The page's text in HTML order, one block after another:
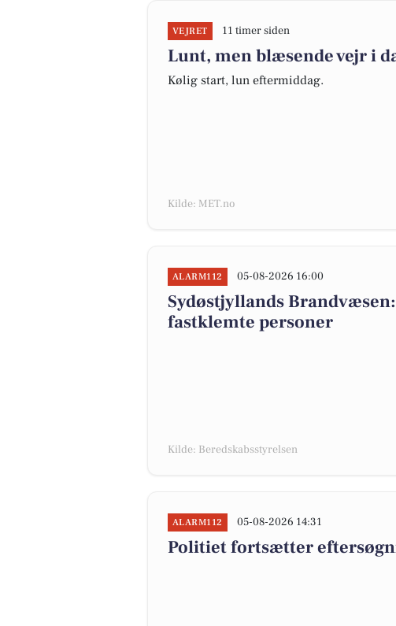
VEJRET 11 timer siden
Lunt, men blæsende vejr i
Kølig start, lun eftermiddag.
Kilde: MET.no
ALARM112 05-08-2026 16:00
Sydøstjyllands
fastklemte personer
Kilde: Beredskabsstyrelsen
ALARM112 05-08-2026 14:31
Politiet fortsætter